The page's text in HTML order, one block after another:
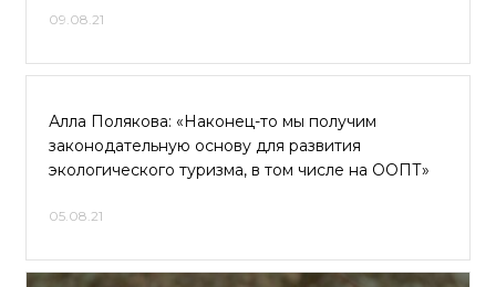
09.08.21
Алла Полякова: «Наконец-то мы получим
законодательную основу для развития
экологического туризма, в том числе на ООПТ»
05.08.21